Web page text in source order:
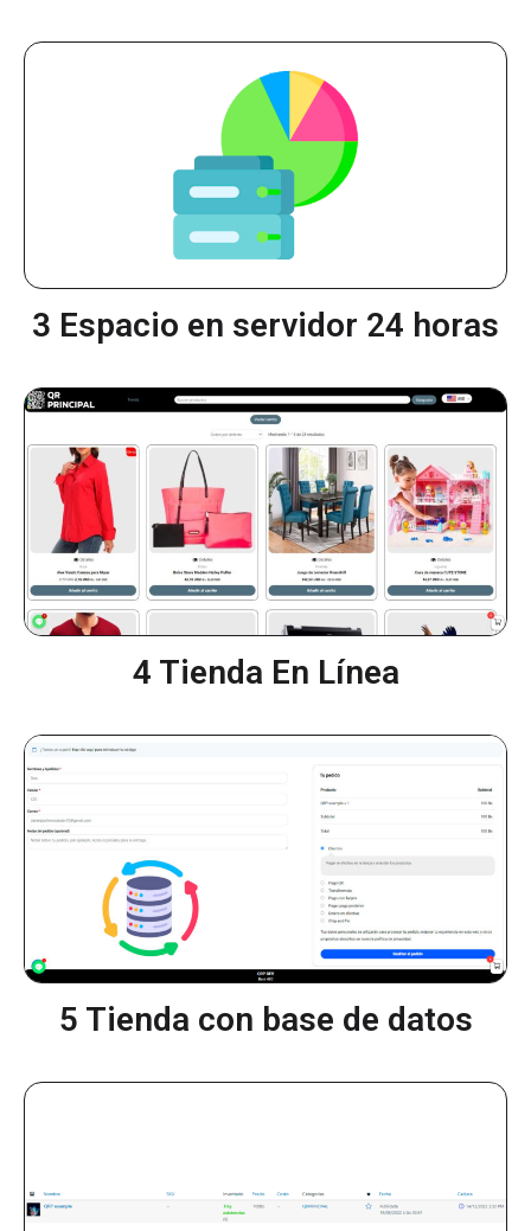
3 Espacio en servidor 24 horas
4 Tienda En Línea
5 Tienda con base de datos